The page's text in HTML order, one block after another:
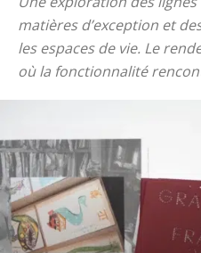
matières d’exception et
les espaces de vie. Le
où la fonctionnalité